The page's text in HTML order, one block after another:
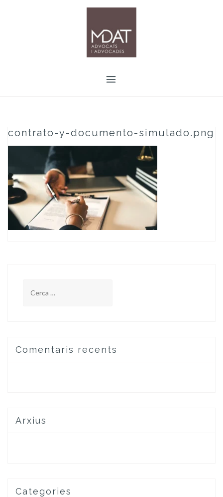
contrato-y-documento-simulado.png
Comentaris recents
Arxius
Categories